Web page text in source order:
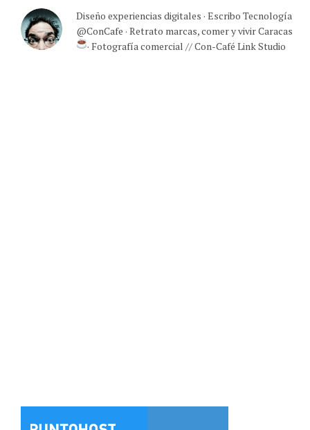
Diseño experiencias digitales · Escribo Tecnología
@ConCafe · Retrato marcas, comer y vivir Caracas
· Fotografía comercial // Con-Café Link Studio